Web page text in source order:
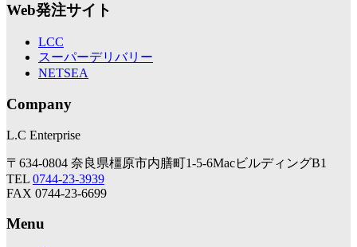
Web発注サイト
LCC
スーパーデリバリー
NETSEA
Company
L.C Enterprise
〒634-0804 奈良県橿原市内膳町1-5-6MacビルディングB1
TEL 0744-23-3939
FAX 0744-23-6699
Menu